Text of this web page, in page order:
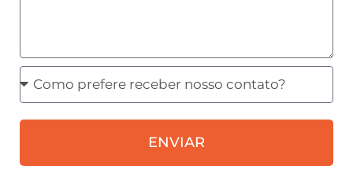
Como
prefere
receber
contato?
ENVIAR